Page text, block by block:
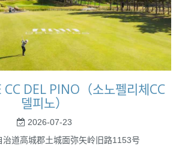
CC DEL PINO（소노펠리체CC
델피노）
2026-07-23
治道高城郡土城面弥矢岭旧路1153号